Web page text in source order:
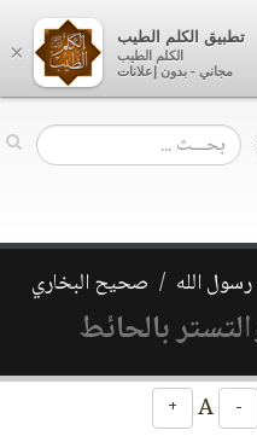
الله صحيح البخاري
بالحائط
-
+
×
تطبيق الكلم الطيب
الكلم الطيب
مجاني - بدون إعلانات